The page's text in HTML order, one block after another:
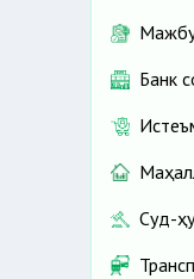
Банк
Суд-